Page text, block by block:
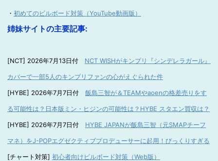
・ 初めてのビルボード対策（YouTube動画版）
姉妹サイトの主要記事:
[NCT] 2026年7月13日付 NCT WISHがキンプリ『シンデレラガール』
カバーで一部5人のキンプリファンの心がえぐられた件
[HYBE] 2026年7月7日付 飯島三智が＆TEAMやaoenの格差売りをす
る可能性は？日本版ミン・ヒジンの可能性は？HYBE スタエン買収は？
[HYBE] 2026年7月7日付 HYBE JAPANが飯島三智（元SMAPチーフ
マネ）をJ-POPエグゼクティブプロデューサーに起用！びっくりすぎる
[チャート対策] 初心者向けビルボード対策（Web版）